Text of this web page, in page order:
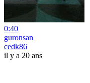
0:40
guronsan
cedk86
il y a 20 ans